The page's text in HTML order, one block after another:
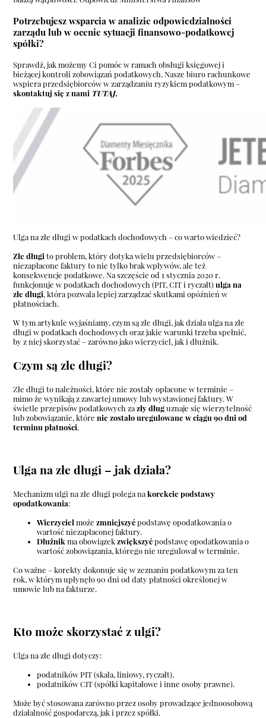
Potrzebujesz wsparcia w analizie odpowiedzialności
zarządu lub w ocenie sytuacji finansowo-podatkowej
spółki?
Sprawdź, jak możemy Ci pomóc w ramach obsługi księgowej i
bieżącej kontroli zobowiązań podatkowych. Nasze biuro rachunkowe
wspiera przedsiębiorców w zarządzaniu ryzykiem podatkowym –
skontaktuj się z nami TUTAJ.
Ulga na złe długi w podatkach dochodowych – co warto wiedzieć?
Złe długito problem, który dotyka wielu przedsiębiorców –
niezapłacone faktury to nie tylko brak wpływów, ale też
konsekwencje podatkowe. Na szczęście od 1 stycznia 2020 r.
funkcjonuje w podatkach dochodowych (PIT, CIT i ryczałt)ulga na
złe długi, która pozwala lepiej zarządzać skutkami opóźnień w
płatnościach.
W tym artykule wyjaśniamy, czym są złe długi, jak działa ulga na złe
długi w podatkach dochodowych oraz jakie warunki trzeba spełnić,
by z niej skorzystać – zarówno jako wierzyciel, jak i dłużnik.
Czym są złe długi?
Złe długi to należności, które nie zostały opłacone w terminie –
mimo że wynikają z zawartej umowy lub wystawionej faktury. W
świetle przepisów podatkowych zazły długuznaje się wierzytelność
lub zobowiązanie, którenie zostało uregulowane w ciągu 90 dni od
terminu płatności.
Ulga na złe długi – jak działa?
Mechanizm ulgi na złe długi polega nakorekcie podstawy
opodatkowania:
Wierzyciel możezmniejszyćpodstawę opodatkowania o
wartość niezapłaconej faktury.
Dłużnik ma obowiązekzwiększyćpodstawę opodatkowania o
wartość zobowiązania, którego nie uregulował w terminie.
Co ważne – korekty dokonuje się w zeznaniu podatkowym za ten
rok, w którym upłynęło 90 dni od daty płatności określonej w
umowie lub na fakturze.
Kto może skorzystać z ulgi?
Ulga na złe długi dotyczy:
podatników PIT (skala, liniowy, ryczałt),
podatników CIT (spółki kapitałowe i inne osoby prawne).
Może być stosowana zarówno przez osoby prowadzące jednoosobową
działalność gospodarczą, jak i przez spółki.